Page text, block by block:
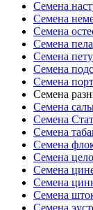
Семена
Семена
Семена
Семена
Семена
Семена
Семена
Семена
Семена
Семена
Семена
Семена
Семена
Семена
Семена
Семена
Семена